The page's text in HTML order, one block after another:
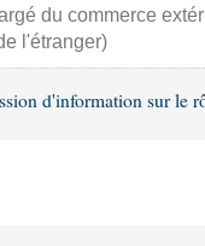
du commerce
l'étranger)
d'information sur le